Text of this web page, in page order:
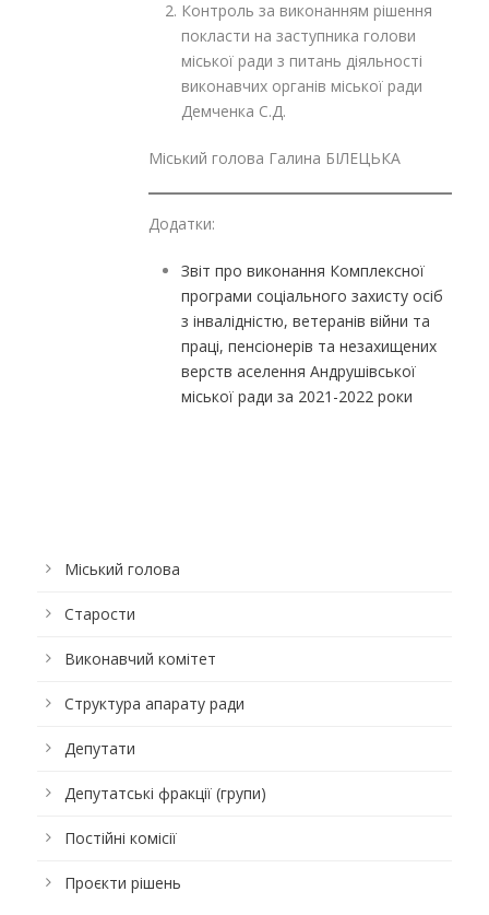
Контроль за виконанням рішення
покласти на заступника голови
міської ради з питань діяльності
виконавчих органів міської ради
Демченка С.Д.
Міський голова Галина БІЛЕЦЬКА
Додатки:
Звіт про виконання Комплексної
програми соціального захисту осіб
з інвалідністю, ветеранів війни та
праці, пенсіонерів та незахищених
верств аселення Андрушівської
міської ради за 2021-2022 роки
Міський голова
Старости
Виконавчий комітет
Структура апарату ради
Депутати
Депутатські фракції (групи)
Постійні комісії
Проєкти рішень